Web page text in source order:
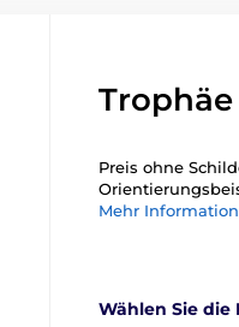
Preis ohne
Mehr
Wählen Sie die